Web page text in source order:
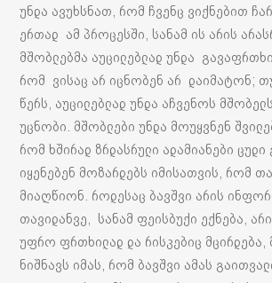
უნდა ავუხსნათ, რომ ჩვენც ვიქნებით
ერთად ამ პროცესში, სანამ ის არის
მშობლებმა აუცილებლად უნდა
რომ ვისაც არ იცნობენ არ დაიმატონ;
წერს, აუცილებლად უნდა აჩვენოს
უცნობი. მშობლები უნდა მოუყვნენ
რომ ხშირად ზრდასრული ადამიანები
იყენებენ მოზარდებს იმისათვის, რომ
მიაღწიონ. როდესაც ბავშვი არის
თავიდანვე, სანამ ფეისბუქი ექნება,
უფრო ფრთხილად და რისკებიც მცირდება,
ნიშნავს იმას, რომ ბავშვი ამას